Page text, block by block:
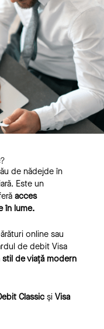
de nădejde în
Este un
acces
în lume.
online sau
de debit Visa
de viață modern
Classic și Visa